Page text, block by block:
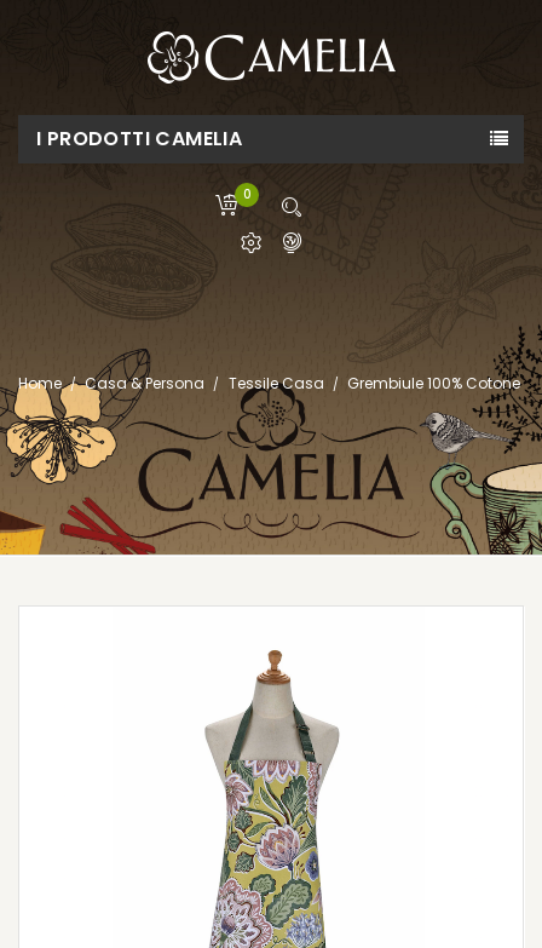
I PRODOTTI CAMELIA
0
Home Casa & Persona Tessile Casa Grembiule 100% Cotone